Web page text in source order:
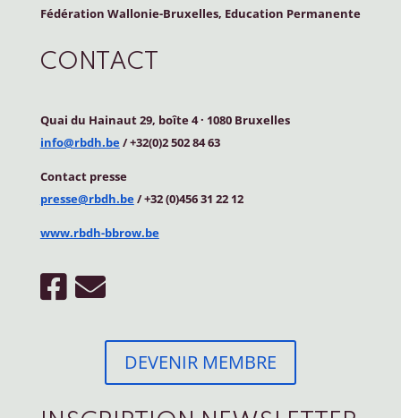
Fédération Wallonie-Bruxelles, Education Permanente
CONTACT
Quai du Hainaut 29, boîte 4· 1080 Bruxelles
info@rbdh.be/ +32(0)2 502 84 63
Contact presse
presse@rbdh.be/ +32 (0)456 31 22 12
www.rbdh-bbrow.be
DEVENIR MEMBRE